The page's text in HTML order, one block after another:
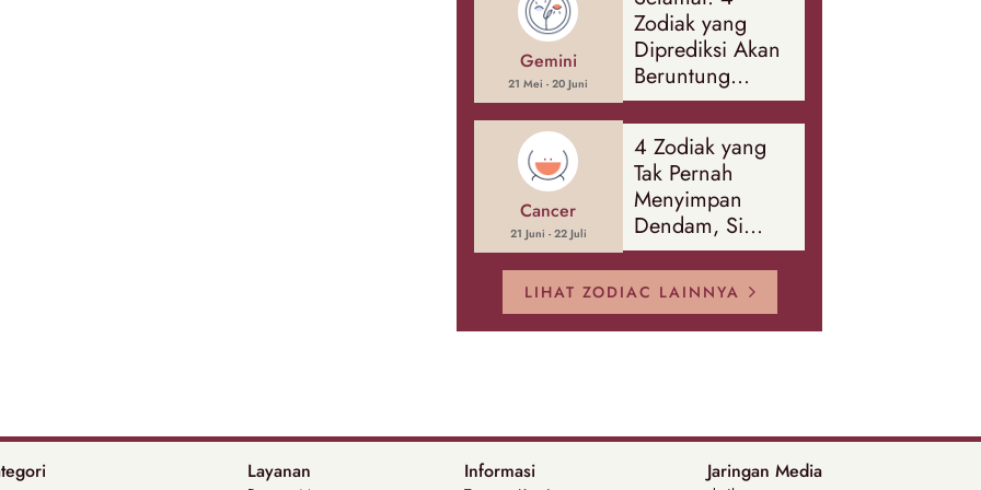
Gemini
21 Mei - 20 Juni
Zodiak yang
Diprediksi Akan
Beruntung
Sepanjang
Agustus 2026
Cancer
21 Juni - 22 Juli
4 Zodiak yang
Tak Pernah
Menyimpan
Dendam, Si
Paling Mudah
Memaafkan!
LIHAT ZODIAC LAINNYA
Layanan Informasi Jaringan Media